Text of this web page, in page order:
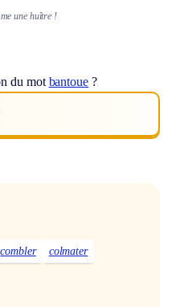
une huître !
du mot bantoue ?
combler
colmater